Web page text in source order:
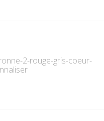
2-rouge-gris-coeur-